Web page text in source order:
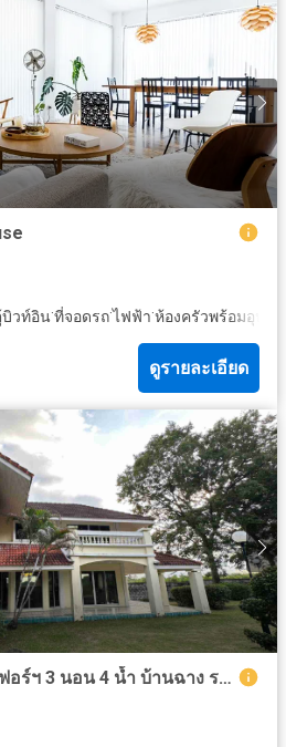
บิวท์อิน·ที่จอดรถ·ไฟฟ้า·ห้องครัวพร้อมอุปก
ดูรายละเอียด
ให้เช่าบ้าน 2 ชั้น พร้อมเฟอร์ฯ 3 นอน 4 น้ำ บ้านฉาง ระยอง